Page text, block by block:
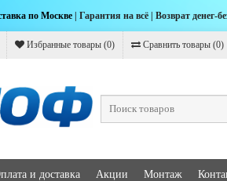
по Москве | Гарантия на всё | Возврат денег-
Избранные товары (0) Сравнить товары (0)
и доставка Акции Монтаж